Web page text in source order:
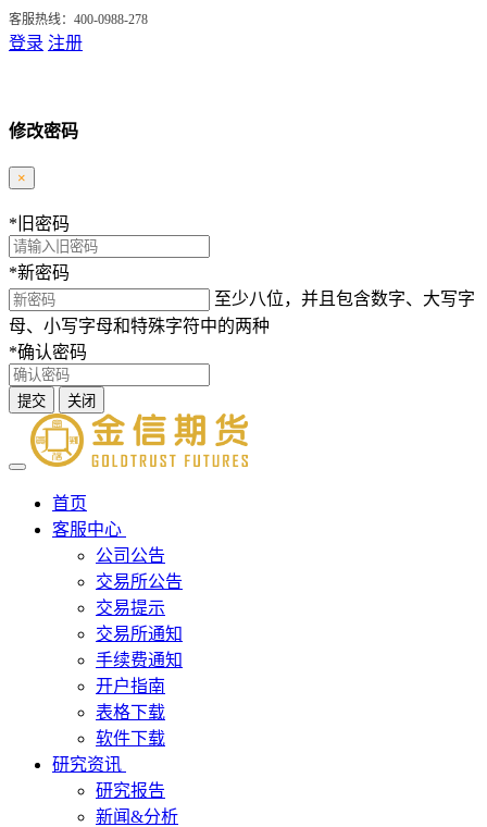
客服热线：400-0988-278
登录 注册
修改密码
×
* 旧密码
*新密码
至少八位，并且包含数字、大写字
母、小写字母和特殊字符中的两种
*确认密码
提交 关闭
首页
客服中心
公司公告
交易所公告
交易提示
交易所通知
手续费通知
开户指南
表格下载
软件下载
研究资讯
研究报告
新闻&分析